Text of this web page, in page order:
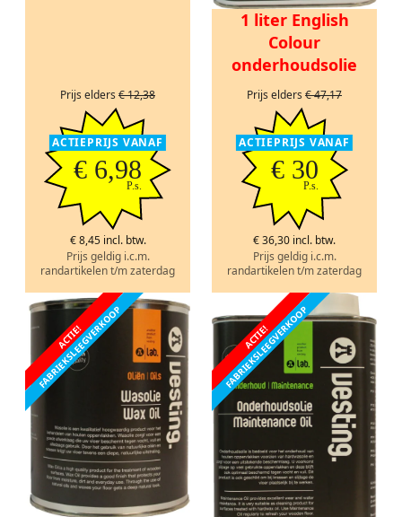
Prijs elders € 12,38
ACTIEPRIJS VANAF
€ 6,98
P.s.
€ 8,45 incl. btw.
Prijs geldig i.c.m.
randartikelen t/m zaterdag
1 liter English
Colour
onderhoudsolie
Prijs elders € 47,17
ACTIEPRIJS VANAF
€ 30
P.s.
€ 36,30 incl. btw.
Prijs geldig i.c.m.
randartikelen t/m zaterdag
ACTIE!
FABRIEKSLEEGVERKOOP ACTIE!
FABRIEKSLEEGVERKOOP